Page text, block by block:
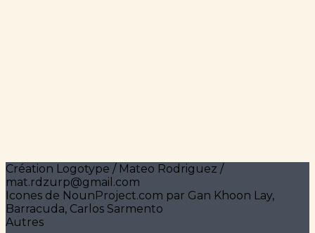
Création Logotype / Mateo Rodriguez /
mat.rdzurp@gmail.com
Icones de NounProject.com par Gan Khoon Lay,
Barracuda, Carlos Sarmento
Autres